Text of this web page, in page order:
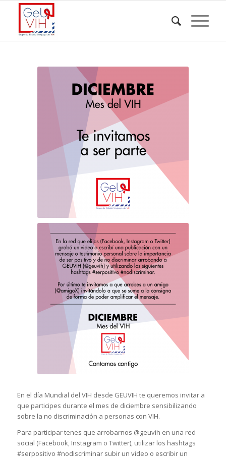
En el día Mundial del VIH desde GEUVIH te queremos invitar a
que participes durante el mes de diciembre sensibilizando
sobre la no discriminación a personas con VIH.
Para participar tenes que arrobarnos @geuvih en una red
social (Facebook, Instagram o Twitter), utilizar los hashtags
#serpositivo #nodiscriminar subir un video o escribir un